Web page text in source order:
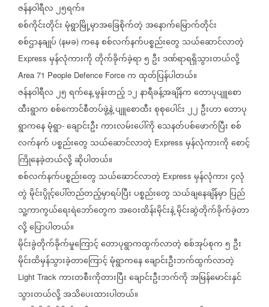
ဇန်နဝါရီလ၂၅ရက်။
စစ်ကိုင်းတိုင်းမုံရွာမြို့မှာအခြေစိုက်တဲ့အနောက်မြောက်တိုင်း
စစ်ဌာနချုပ် (နမခ) ကနေစစ်လက်နက်ပစ္စည်းတွေ သယ်ဆောင်လာတဲ့
Express မှန်လုံကားကိုတိုက်ခိုက်ခဲ့ရာ၅ ဦးဒဏ်ရာရရှိသွားတယ်လို့
Area 71 People Defence Force ကထုတ်ပြန်ပါတယ်။
ဇန်နဝါရီလ၂၅ရက်နေ့မွန်းတည့်၁၂နာရီခန့်အချိန်ကတောပုပျူစော
ထီးရွာကစစ်ကောင်စီတပ်ဖွဲ့နဲ့ပျူစောထီးစုစုပေါင်း၂၂ ဦးဟာတောပု
ရွာကနေမုံရွာ- ချောင်းဦးကားလမ်းပေါ်ကိုသေနတ်ပစ်ဖောက်ပြီးစစ်
လက်နက်ပစ္စည်းတွေ သယ်ဆောင်လာတဲ့ Express မှန်လုံကားကိုစောင့်
ကြိုနေခဲ့တယ်လို့ဆိုပါတယ်။
စစ်လက်နက်ပစ္စည်းတွေ သယ်ဆောင်လာတဲ့ Express မှန်လုံကား၄လုံ
တွဲမိုင်းပွိုင့်ပေါ်တည်တည့်မှာရပ်ပြီးပစ္စည်းတွေ သယ်ချနေချိန်မှာပြည်
သူ့ကာကွယ်ရေးရဲဘော်တွေကအဝေးထိန်းမိုင်းနဲ့မိုင်းဆွဲတိုက်ခိုက်ခဲ့တာ
လို့ပြောပါတယ်။
မိုင်းခွဲတိုက်ခိုက်မှုကြောင့်တောပုရွာကထွက်လာတဲ့စစ်အုပ်စုက၅ ဦး
မိုင်းထိမှန်သွားခဲ့တာကြောင့်မုံရွာကနေချောင်းဦးဘက်ထွက်လာတဲ့
Light Track ကားတစီးကိုတားပြီးချောင်းဦးဘက်ကိုအမြန်မောင်းနှင်
သွားတယ်လို့အသိပေးထားပါတယ်။